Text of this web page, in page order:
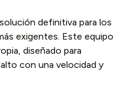
definitiva para los
exigentes. Este equipo
diseñado para
con una velocidad y